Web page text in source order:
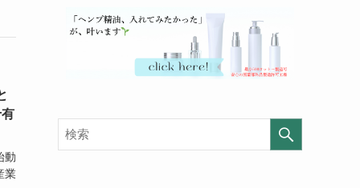
動
業